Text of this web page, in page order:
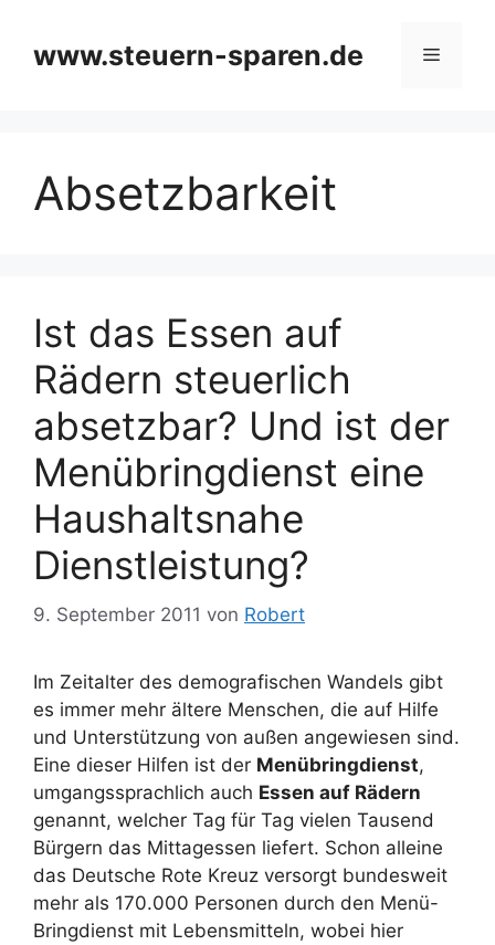
springen
www.steuern-sparen.de Menü
Absetzbarkeit
Ist das Essen auf
Rädern steuerlich
absetzbar? Und ist der
Menübringdienst eine
Haushaltsnahe
Dienstleistung?
9. September 2011 von Robert
Im Zeitalter des demografischen Wandels gibt
es immer mehr ältere Menschen, die auf Hilfe
und Unterstützung von außen angewiesen sind.
Eine dieser Hilfen ist der Menübringdienst,
umgangssprachlich auch Essen auf Rädern
genannt, welcher Tag für Tag vielen Tausend
Bürgern das Mittagessen liefert. Schon alleine
das Deutsche Rote Kreuz versorgt bundesweit
mehr als 170.000 Personen durch den Menü-
Bringdienst mit Lebensmitteln, wobei hier